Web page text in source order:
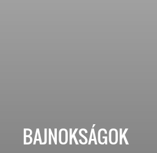
BAJNOKSÁGOK